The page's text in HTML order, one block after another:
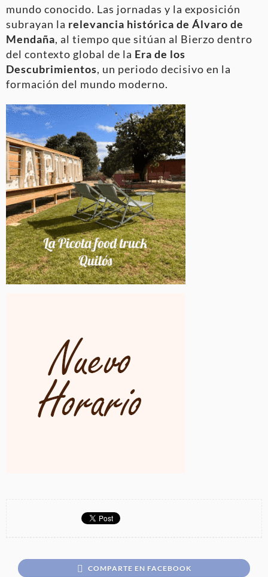
mundo conocido. Las jornadas y la exposición
subrayan la relevancia histórica de Álvaro de
Mendaña, al tiempo que sitúan al Bierzo dentro
del contexto global de la Era de los
Descubrimientos, un periodo decisivo en la
formación del mundo moderno.
COMPARTE EN FACEBOOK